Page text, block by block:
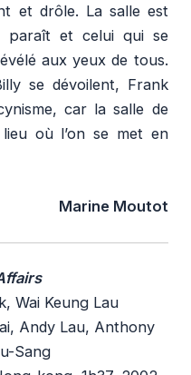
et drôle. La salle est
paraît et celui qui se
aux yeux de tous.
se dévoilent, Frank
car la salle de
où l’on se met en
Marine Moutot
Wai Keung Lau
Andy Lau, Anthony
Sang